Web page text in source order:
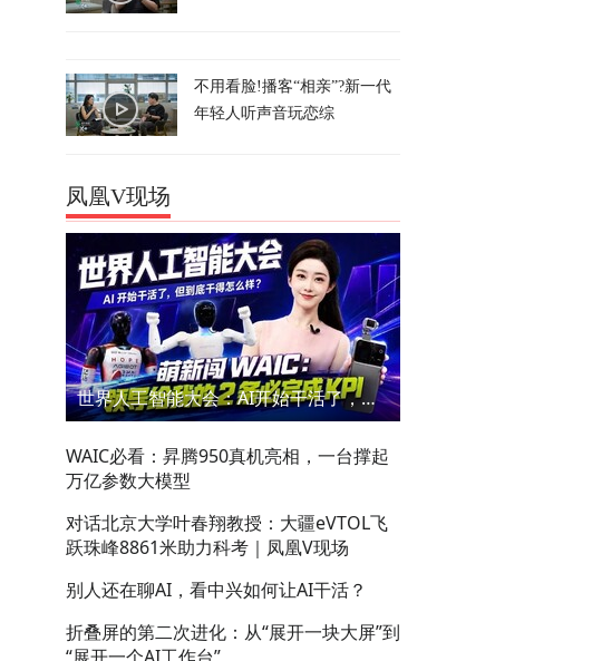
不用看脸!播客“相亲”?新一代
年轻人听声音玩恋综
凤凰V现场
世界人工智能大会：AI开始干活了，但到底干的怎么样？萌新闯WAIC
WAIC必看：昇腾950真机亮相，一台撑起
万亿参数大模型
对话北京大学叶春翔教授：大疆eVTOL飞
跃珠峰8861米助力科考｜凤凰V现场
别人还在聊AI，看中兴如何让AI干活？
折叠屏的第二次进化：从“展开一块大屏”到